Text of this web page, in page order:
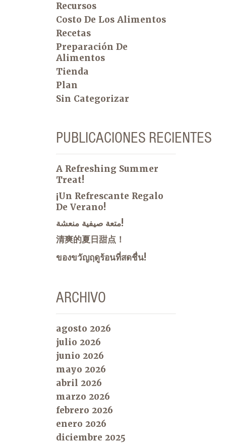
Recursos
Costo De Los Alimentos
Recetas
Preparación De
Alimentos
Tienda
Plan
Sin Categorizar
PUBLICACIONES RECIENTES
A Refreshing Summer
Treat!
¡Un Refrescante Regalo
De Verano!
متعة صيفية منعشة!
清爽的夏日甜点！
ของขวัญฤดูร้อนที่สดชื่น!
ARCHIVO
agosto 2026
julio 2026
junio 2026
mayo 2026
abril 2026
marzo 2026
febrero 2026
enero 2026
diciembre 2025